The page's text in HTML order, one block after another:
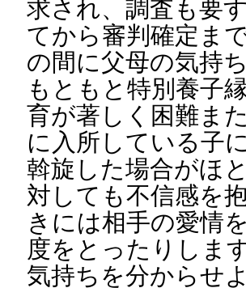
求され、調査も要
てから審判確定ま
の間に父母の気持
もともと特別養子
育が著しく困難ま
に入所している子
斡旋した場合がほ
対しても不信感を
きには相手の愛情
度をとったりしま
気持ちを分からせ